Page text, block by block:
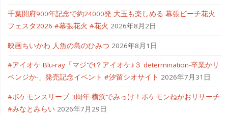
千葉開府900年記念で約24000発 大玉も楽しめる 幕張ビーチ花火
フェスタ2026 #幕張花火 #花火 2026年8月2日
映画ちいかわ 人魚の島のひみつ 2026年8月1日
#アイオケ Blu-ray「マジで!？アイオケ♪３ determination-卒業かリ
ベンジか-」発売記念イベント #汐留シオサイト 2026年7月31日
#ポケモンスリープ 3周年 横浜でみっけ！ポケモンねがおリサーチ
#みなとみらい 2026年7月29日